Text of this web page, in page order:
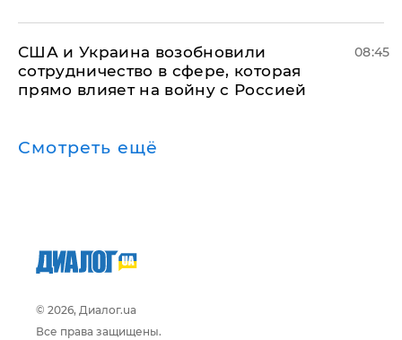
США и Украина возобновили
сотрудничество в сфере, которая
прямо влияет на войну с Россией
08:45
Смотреть ещё
© 2026, Диалог.ua
Все права защищены.